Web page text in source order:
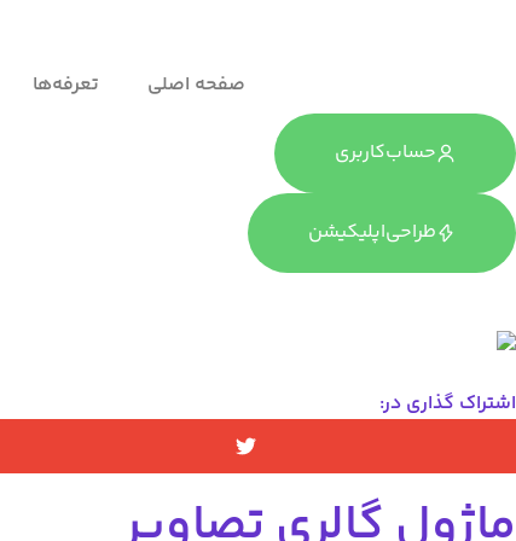
صفحه اصلی تعرفه‌ها
حساب‌کاربری
طراحی‌اپلیکیشن
اشتراک گذاری در:
ماژول گالری تصاویر